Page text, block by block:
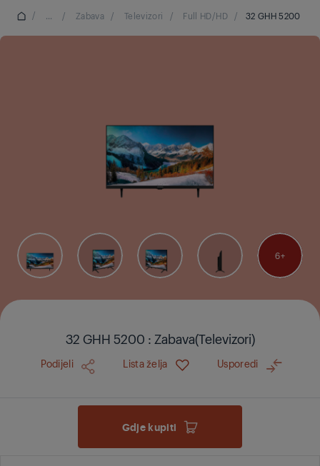
/ ... / Zabava / Televizori / Full HD/HD / 32 GHH 5200
6
32 GHH 5200 : Zabava(Televizori)
Podijeli Lista želja Usporedi
Gdje kupiti